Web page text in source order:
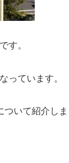
す。
っています。
ついて紹介しま